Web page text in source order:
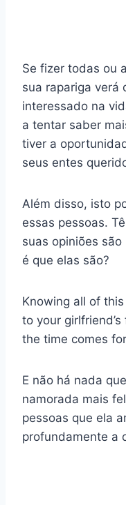
Se fizer todas ou
sua rapariga verá
interessado na
a tentar saber
tiver a
seus entes
Além disso, isto
essas pessoas.
suas opiniões
é que elas são?
Knowing all of
to your
the time comes
E não há nada
namorada mais
pessoas que ela
profundamente a